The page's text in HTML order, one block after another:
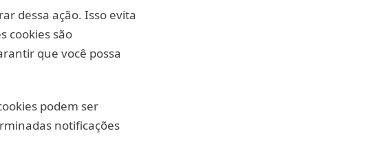
dessa ação. Isso evita
cookies são
que você possa
podem ser
notificações